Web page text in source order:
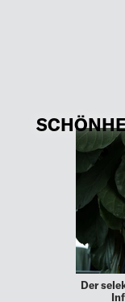
Der